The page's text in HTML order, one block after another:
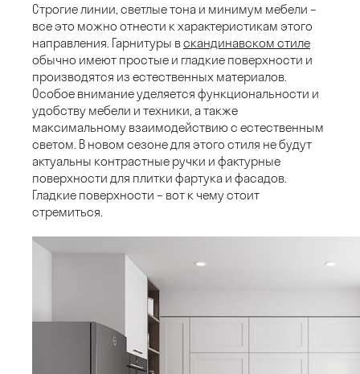
Строгие линии, светлые тона и минимум мебели –
все это можно отнести к характеристикам этого
направления. Гарнитуры вскандинавском стиле
обычно имеют простые и гладкие поверхности и
производятся из естественных материалов.
Особое внимание уделяется функциональности и
удобству мебели и техники, а также
максимальному взаимодействию с естественным
светом. В новом сезоне для этого стиля не будут
актуальны контрастные ручки и фактурные
поверхности для плитки фартука и фасадов.
Гладкие поверхности – вот к чему стоит
стремиться.